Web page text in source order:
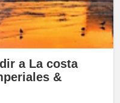
a La costa
&